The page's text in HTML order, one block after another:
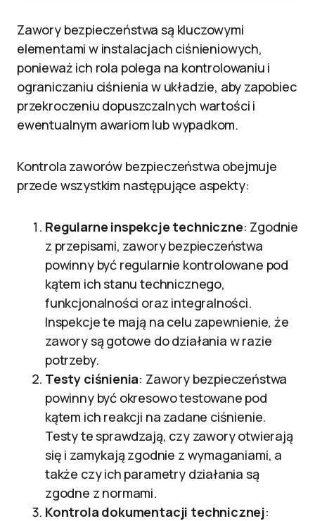
Zawory bezpieczeństwa są kluczowymi
elementami w instalacjach ciśnieniowych,
ponieważ ich rola polega na kontrolowaniu i
ograniczaniu ciśnienia w układzie, aby zapobiec
przekroczeniu dopuszczalnych wartości i
ewentualnym awariom lub wypadkom.
Kontrola zaworów bezpieczeństwa obejmuje
przede wszystkim następujące aspekty:
Regularne inspekcje techniczne: Zgodnie
z przepisami, zawory bezpieczeństwa
powinny być regularnie kontrolowane pod
kątem ich stanu technicznego,
funkcjonalności oraz integralności.
Inspekcje te mają na celu zapewnienie, że
zawory są gotowe do działania w razie
potrzeby.
Testy ciśnienia: Zawory bezpieczeństwa
powinny być okresowo testowane pod
kątem ich reakcji na zadane ciśnienie.
Testy te sprawdzają, czy zawory otwierają
się i zamykają zgodnie z wymaganiami, a
także czy ich parametry działania są
zgodne z normami.
Kontrola dokumentacji technicznej: